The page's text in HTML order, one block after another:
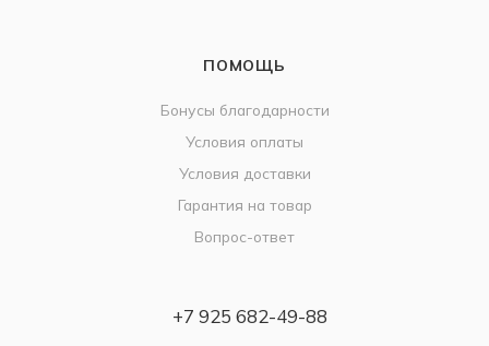
ПОМОЩЬ
Бонусы благодарности
Условия оплаты
Условия доставки
Гарантия на товар
Вопрос-ответ
+7 925 682-49-88